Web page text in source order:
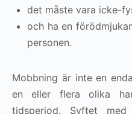
det måste vara icke-
och ha en
personen.
Mobbning är inte en
en eller flera olika
tidsperiod. Syftet